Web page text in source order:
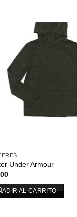
Under Armour
AL CARRITO